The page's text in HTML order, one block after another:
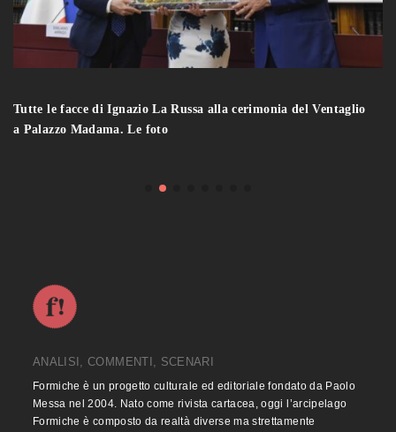
Tutte le facce di Ignazio La Russa alla cerimonia del Ventaglio
a Palazzo Madama. Le foto
ANALISI, COMMENTI, SCENARI
Formiche è un progetto culturale ed editoriale fondato da Paolo
Messa nel 2004. Nato come rivista cartacea, oggi l’arcipelago
Formiche è composto da realtà diverse ma strettamente